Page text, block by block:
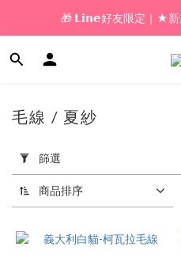
🎁 新好友購物金｜★加
🎁 𝗟𝗶𝗻𝗲好友限定｜★新
🎁 新好友購物金｜★
套
篩
選
(0/20)
價格
毛線 / 夏紗
篩選
商品排序